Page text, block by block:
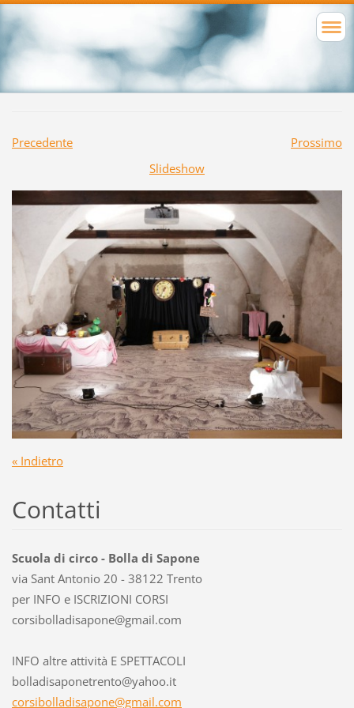
Precedente
Prossimo
Slideshow
« Indietro
Contatti
Scuola di circo - Bolla di Sapone
via Sant Antonio 20 - 38122 Trento
per INFO e ISCRIZIONI CORSI
corsibolladisapone@gmail.com
INFO altre attività E SPETTACOLI
bolladisaponetrento@yahoo.it
corsibolladisapone@gmail.com